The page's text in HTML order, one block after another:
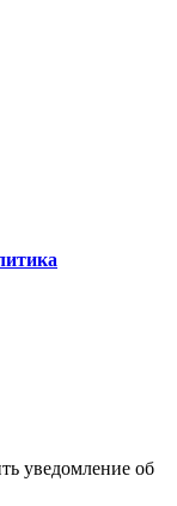
уведомление об